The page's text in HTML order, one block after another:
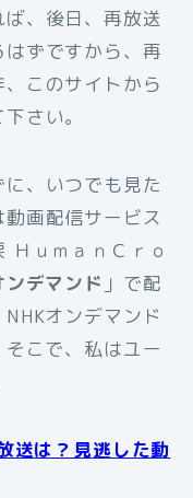
、後日、再放送
ずですから、再
このサイトから
さい。
、いつでも見た
画配信サービス
ＨｕｍａｎＣｒｏ
ンデマンド 」で配
オンデマンド
こで、私はユー
送は？見逃した動